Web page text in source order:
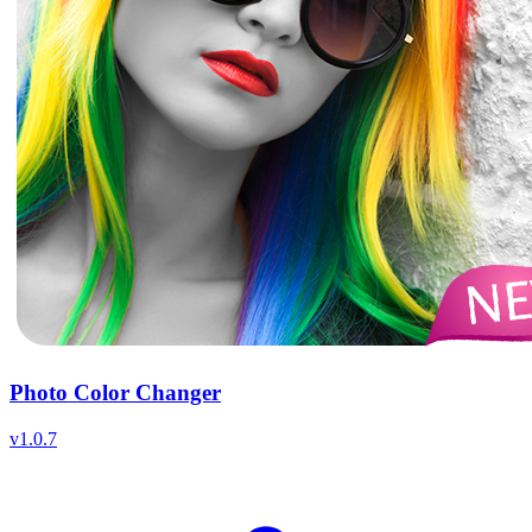
Photo Color Changer
v1.0.7